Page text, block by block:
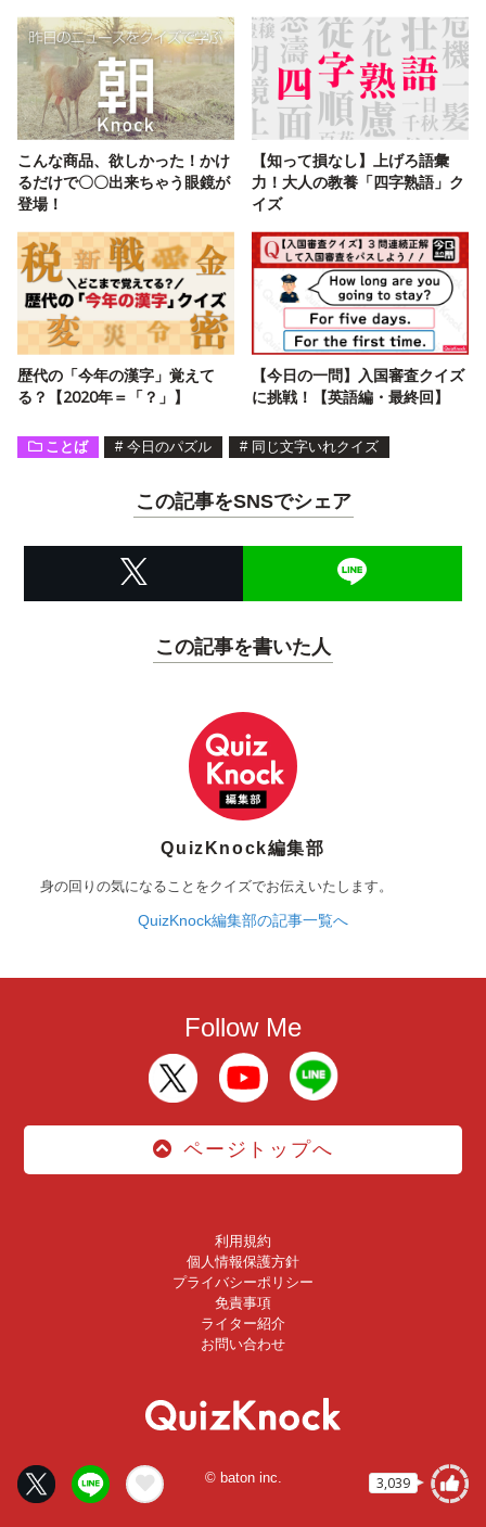
3,039
こんな商品、欲しかった！かけ
るだけで〇〇出来ちゃう眼鏡が
登場！
【知って損なし】上げろ語彙
力！大人の教養「四字熟語」ク
イズ
歴代の「今年の漢字」覚えて
る？【2020年＝「？」】
【今日の一問】入国審査クイズ
に挑戦！【英語編・最終回】
ことば # 今日のパズル # 同じ文字いれクイズ
この記事をSNSでシェア
この記事を書いた人
QuizKnock編集部
身の回りの気になることをクイズでお伝えいたします。
QuizKnock編集部の記事一覧へ
Follow Me
ページトップへ
利用規約
個人情報保護方針
プライバシーポリシー
免責事項
ライター紹介
お問い合わせ
© baton inc.